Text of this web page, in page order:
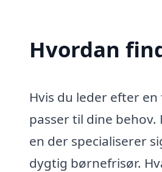
Hvordan
Hvis du leder efter
passer til dine
en der specialiserer
dygtig børnefrisør.